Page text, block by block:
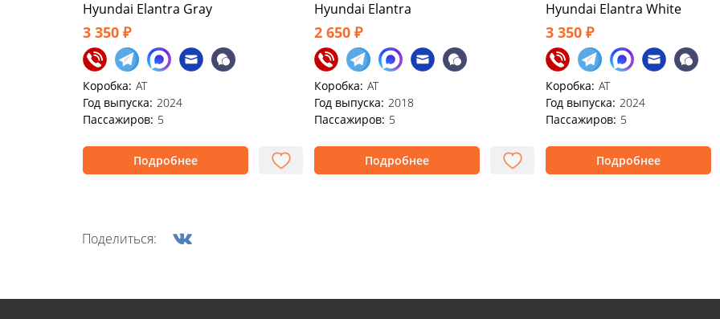
Hyundai Elаntra Gray
3 350 ₽
Коробка: AT
Год выпуска: 2024
Пассажиров: 5
Подробнее
Hyundai Elantra
2 650 ₽
Коробка: AT
Год выпуска: 2018
Пассажиров: 5
Подробнее
Hyundai Elantra White
3 350 ₽
Коробка: AT
Год выпуска: 2024
Пассажиров: 5
Подробнее
Поделиться: